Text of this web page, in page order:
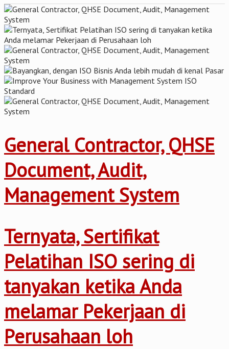
General Contractor, QHSE
Document, Audit,
Management System
Ternyata, Sertifikat
Pelatihan ISO sering di
tanyakan ketika Anda
melamar Pekerjaan di
Perusahaan loh